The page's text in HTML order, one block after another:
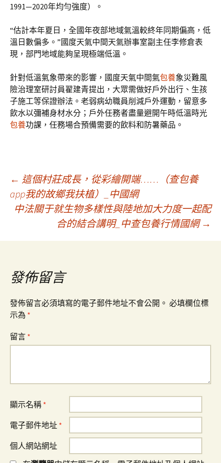
1991—2020年均勻強度）。
“估計本年夏日，全國年夜部地域氣溫較終年同期偏高，低
溫日數偏多。”國度天氣中間天氣辦事室副主任李修倉表
現，部門地域能夠呈現極端低溫。
針對低溫氣象帶來的影響，國度天氣中間氣包養象災難風
險治理室研討員翟建青提出，大眾需做好戶外出行、生孩
子施工等保證辦法。老弱病幼職員削減戶外運動，留意多
飲水以彌補身材水分；戶外任務者盡量避開午時低溫時光
包養功課，任務場合預備需要的飲料和防暑藥品。
文
章
導
覽
← 這個村莊成長，從彩繪開端……（查包養
app我的故鄉我扶植）_中國網
中法關于就生物多樣性與陸地加大力度一起配
合的結合講明_中查包養行情國網 →
發佈留言
發佈留言必須填寫的電子郵件地址不會公開。 必填欄位標
示為 *
留言 *
顯示名稱 *
電子郵件地址 *
個人網站網址